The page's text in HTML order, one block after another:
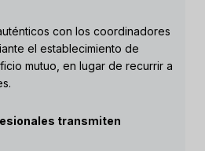
con los coordinadores
el establecimiento de
mutuo, en lugar de recurrir a
transmiten